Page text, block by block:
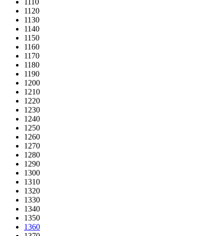
1110
1120
1130
1140
1150
1160
1170
1180
1190
1200
1210
1220
1230
1240
1250
1260
1270
1280
1290
1300
1310
1320
1330
1340
1350
1360